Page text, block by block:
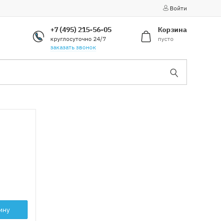
Войти
+7 (495) 215-56-05
круглосуточно 24/7
заказать звонок
Корзина
пусто